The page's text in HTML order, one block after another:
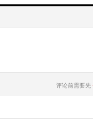
评论前需要先